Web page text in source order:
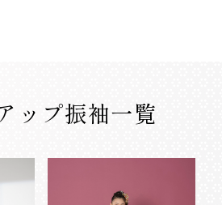
ップ振袖一覧